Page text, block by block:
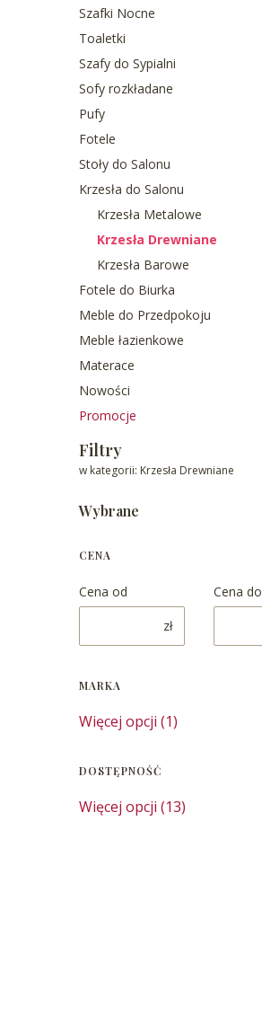
Szafki Nocne
Toaletki
Szafy do Sypialni
Sofy rozkładane
Pufy
Fotele
Stoły do Salonu
Krzesła do Salonu
Krzesła Metalowe
Krzesła Drewniane
Krzesła Barowe
Fotele do Biurka
Meble do Przedpokoju
Meble łazienkowe
Materace
Nowości
Promocje
Koniec menu
Filtry
w kategorii: Krzesła Drewniane
Wybrane
CENA
Cena od
zł
Cena do
MARKA
Marka
Więcej opcji (1)
DOSTĘPNOŚĆ
Dostępność
Więcej opcji (13)